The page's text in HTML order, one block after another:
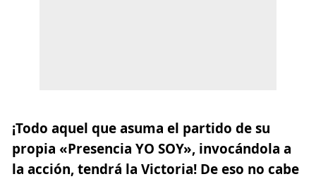
¡Todo aquel que asuma el partido de su
propia «Presencia YO SOY», invocándola a
la acción, tendrá la Victoria! De eso no cabe